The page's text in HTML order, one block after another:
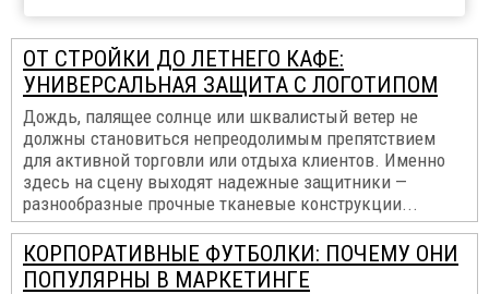
ОТ СТРОЙКИ ДО ЛЕТНЕГО КАФЕ:
УНИВЕРСАЛЬНАЯ ЗАЩИТА С ЛОГОТИПОМ
Дождь, палящее солнце или шквалистый ветер не
должны становиться непреодолимым препятствием
для активной торговли или отдыха клиентов. Именно
здесь на сцену выходят надежные защитники —
разнообразные прочные тканевые конструкции...
КОРПОРАТИВНЫЕ ФУТБОЛКИ: ПОЧЕМУ ОНИ
ПОПУЛЯРНЫ В МАРКЕТИНГЕ